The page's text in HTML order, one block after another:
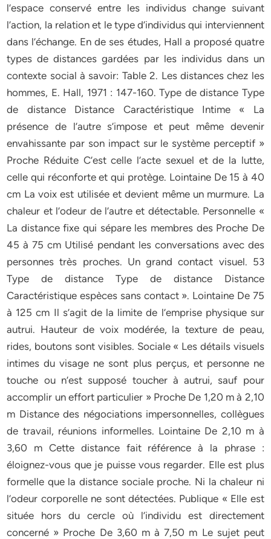
l’espace conservé entre les individus change suivant
l’action, la relation et le type d’individus qui interviennent
dans l’échange. En de ses études, Hall a proposé quatre
types de distances gardées par les individus dans un
contexte social à savoir: Table 2. Les distances chez les
hommes, E. Hall, 1971 : 147-160. Type de distance Type
de distance Distance Caractéristique Intime « La
présence de l’autre s’impose et peut même devenir
envahissante par son impact sur le système perceptif »
Proche Réduite C’est celle l’acte sexuel et de la lutte,
celle qui réconforte et qui protège. Lointaine De 15 à 40
cm La voix est utilisée et devient même un murmure. La
chaleur et l’odeur de l’autre et détectable. Personnelle «
La distance fixe qui sépare les membres des Proche De
45 à 75 cm Utilisé pendant les conversations avec des
personnes très proches. Un grand contact visuel. 53
Type de distance Type de distance Distance
Caractéristique espèces sans contact ». Lointaine De 75
à 125 cm Il s’agit de la limite de l’emprise physique sur
autrui. Hauteur de voix modérée, la texture de peau,
rides, boutons sont visibles. Sociale « Les détails visuels
intimes du visage ne sont plus perçus, et personne ne
touche ou n’est supposé toucher à autrui, sauf pour
accomplir un effort particulier » Proche De 1,20 m à 2,10
m Distance des négociations impersonnelles, collègues
de travail, réunions informelles. Lointaine De 2,10 m à
3,60 m Cette distance fait référence à la phrase :
éloignez-vous que je puisse vous regarder. Elle est plus
formelle que la distance sociale proche. Ni la chaleur ni
l’odeur corporelle ne sont détectées. Publique « Elle est
située hors du cercle où l’individu est directement
concerné » Proche De 3,60 m à 7,50 m Le sujet peut